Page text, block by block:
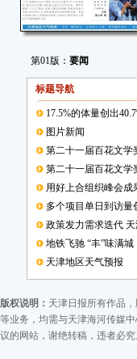
第01版： 要闻
标题导航
17.5%的体量创出
图片新闻
第二十一届百花文学
第二十一届百花文学
用好上合组织峰会成
多个项目单日到访量
政策发力需求迭代
地铁飞驰 “丰”味满城
天津地区天气预报
版权说明： 天津日报所有作品
等业务，均需与天津海河传媒
议的网站，谢绝转稿，违者必究